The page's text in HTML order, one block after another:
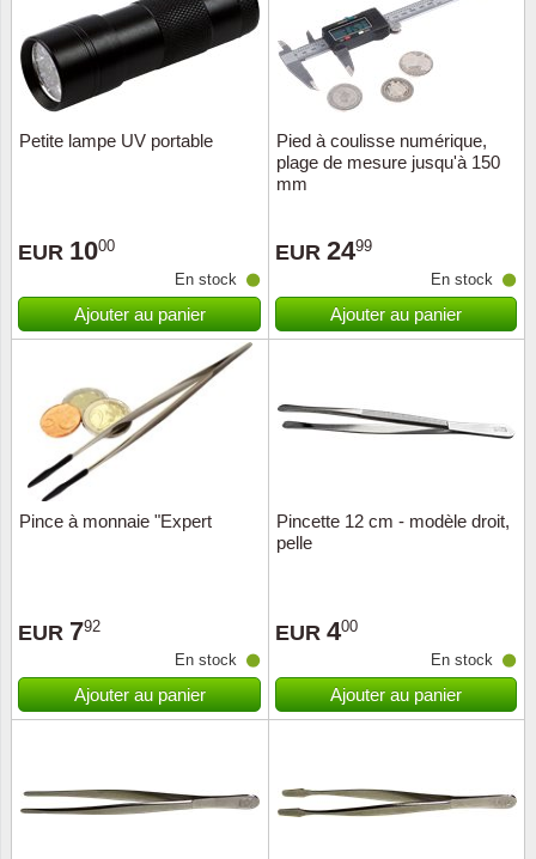
Petite lampe UV portable
EUR 1000
En stock
Ajouter au panier
Pied à coulisse numérique,
plage de mesure jusqu'à 150
mm
EUR 2499
En stock
Ajouter au panier
Pince à monnaie "Expert
EUR 792
En stock
Ajouter au panier
Pincette 12 cm - modèle droit,
pelle
EUR 400
En stock
Ajouter au panier